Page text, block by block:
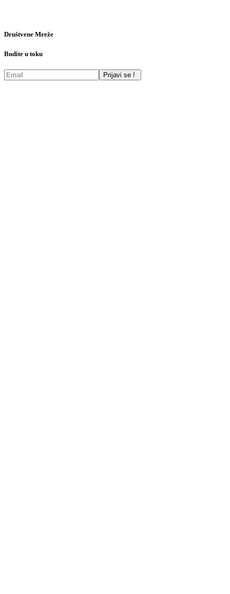
Društvene Mreže
Budite u toku